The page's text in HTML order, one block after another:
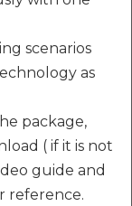
scenarios
as
package,
( if it is not
guide and
reference.